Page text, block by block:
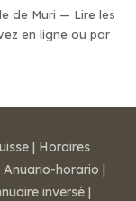
de Muri — Lire les
en ligne ou par
| Horaires
Anuario-horario |
inversé |